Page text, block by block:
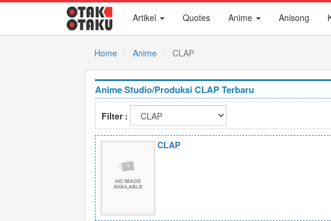
Artikel Quotes Anime Anisong
Home Anime CLAP
Anime Studio/Produksi CLAP Terbaru
Filter :
CLAP